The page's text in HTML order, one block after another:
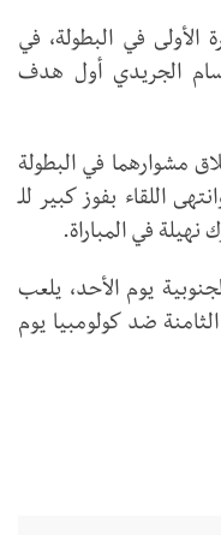
في البطولة، في
الجريدي أول هدف
مشوارهما في البطولة
اللقاء بفوز كبير للـ
في المباراة.
يوم الأحد، يلعب
ضد كولومبيا يوم